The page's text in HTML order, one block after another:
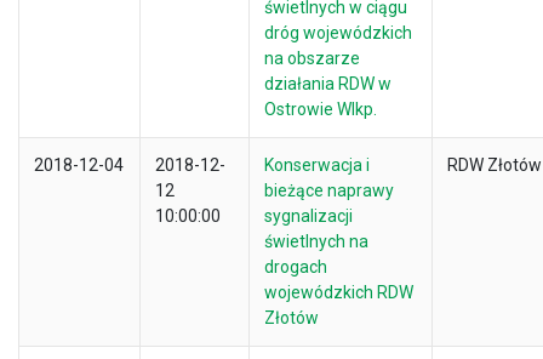
świetlnych w ciągu
dróg wojewódzkich
na obszarze
działania RDW w
Ostrowie Wlkp.
2018-12-04
2018-12-
12
10:00:00
Konserwacja i
bieżące naprawy
sygnalizacji
świetlnych na
drogach
wojewódzkich RDW
Złotów
RDW Złotów